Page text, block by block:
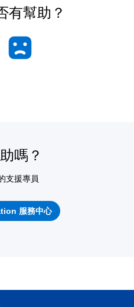
有幫助？
嗎？
支援專員
服務中心